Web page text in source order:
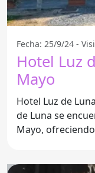
Fecha: 25/9/24 -
Hotel Luz
Mayo
Hotel Luz de Luna en
de Luna se
Mayo,